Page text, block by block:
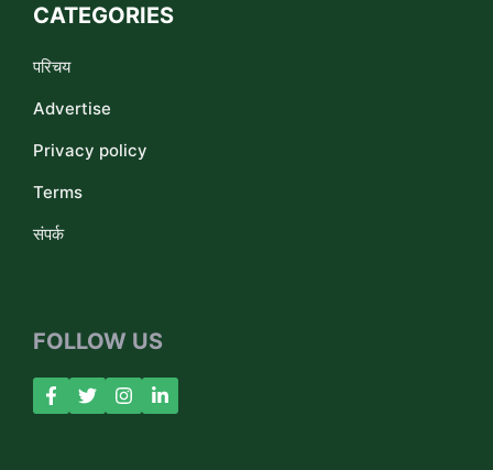
CATEGORIES
परिचय
Advertise
Privacy policy
Terms
संपर्क
FOLLOW US